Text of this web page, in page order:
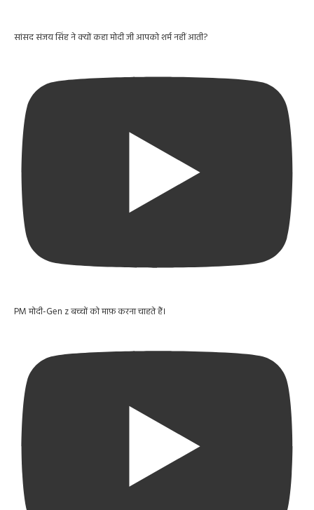
सांसद संजय सिंह ने क्यों कहा मोदी जी आपको शर्म नहीं आती?
PM मोदी-Gen z बच्चों को माफ़ करना चाहते हैं।